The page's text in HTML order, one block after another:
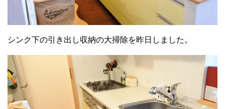
シンク下の引き出し収納の大掃除を昨日しました。